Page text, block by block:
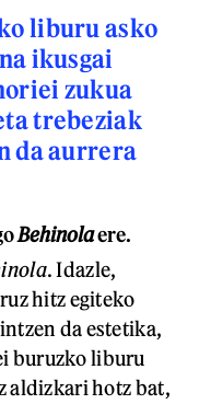
liburu asko
ikusgai
zukua
trebeziak
da aurrera
Behinolaere.
. Idazle,
hitz egiteko
da estetika,
buruzko liburu
aldizkari hotz bat,